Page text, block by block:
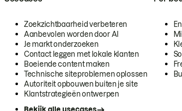
Zoekzichtbaarheid verbeteren
Aanbevolen worden door AI
Je markt onderzoeken
Contact leggen met lokale klanten
Boeiende content maken
Technische siteproblemen oplossen
Autoriteit opbouwen buiten je site
Klantstrategieën ontwerpen